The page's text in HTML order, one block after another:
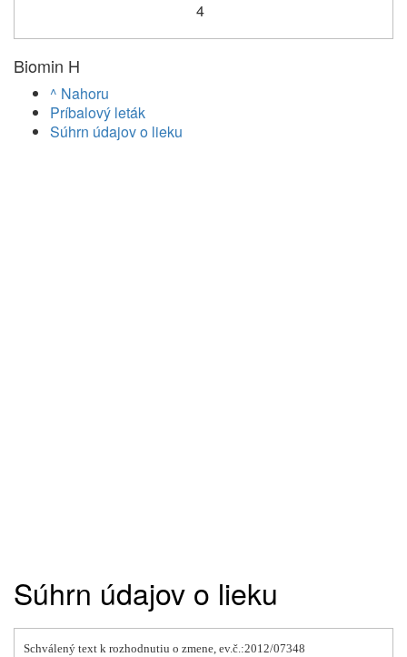
4
Biomin H
^ Nahoru
Príbalový leták
Súhrn údajov o lieku
Súhrn údajov o lieku
Schválený text k rozhodnutiu o zmene, ev.č.:2012/07348